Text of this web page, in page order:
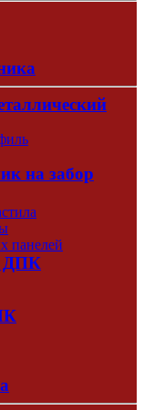
на забор
панелей
ДПК